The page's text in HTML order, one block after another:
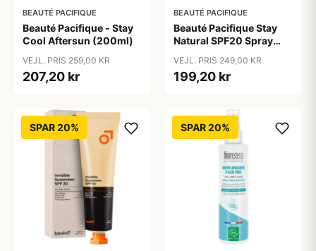
BEAUTÉ PACIFIQUE
Beauté Pacifique - Stay
Cool Aftersun (200ml)
VEJL. PRIS 259,00 KR
207,20 kr
BEAUTÉ PACIFIQUE
Beauté Pacifique Stay
Natural SPF20 Spray
VEJL. PRIS 249,00 KR
199,20 kr
SPAR 20% SPAR 20%